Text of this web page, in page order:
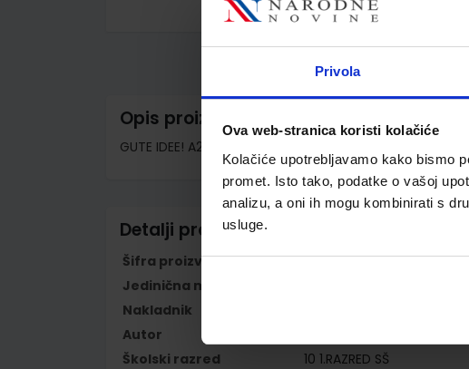
Privola
Ova web-stranica koristi kolačiće
Kolačiće upotrebljavamo kako bismo
promet. Isto tako, podatke o vašoj
analizu, a oni ih mogu kombinirati s
usluge.
gallery
Opis proizvoda
GUTE IDEE! A2.2; udžbenik
Detalji proizvoda
Šifra proizvoda
596368
Jedinična mjera
Nakladnik
Autor
Školski razred
10 1.RAZRED SŠ